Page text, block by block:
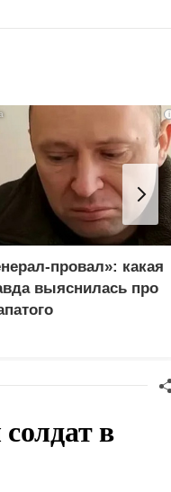
i
провал»: какая
выяснилась про
в